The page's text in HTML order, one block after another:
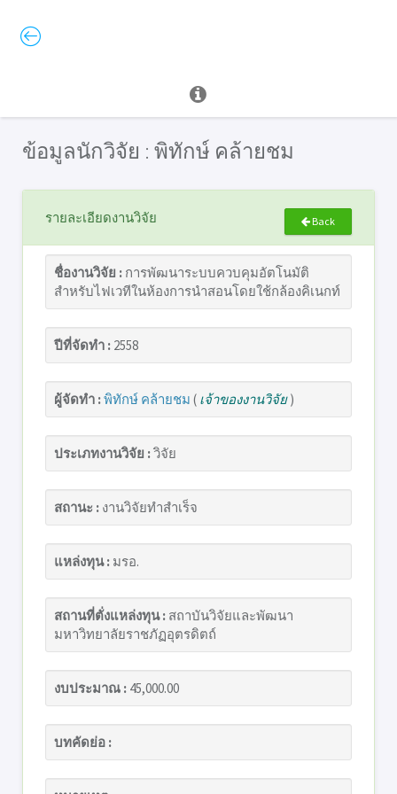
ข้อมูลนักวิจัย : พิทักษ์ คล้ายชม
รายละเอียดงานวิจัย Back
ชื่องานวิจัย : การพัฒนาระบบควบคุมอัตโนมัติ
สำหรับไฟเวทีในห้องการนำสอนโดยใช้กล้องคิเนกท์
ปีที่จัดทำ : 2558
ผู้จัดทำ :พิทักษ์ คล้ายชม ( เจ้าของงานวิจัย)
ประเภทงานวิจัย :วิจัย
สถานะ : งานวิจัยทำสำเร็จ
แหล่งทุน : มรอ.
สถานที่ตั่งแหล่งทุน : สถาบันวิจัยและพัฒนา
มหาวิทยาลัยราชภัฏอุตรดิตถ์
งบประมาณ : 45,000.00
บทคัดย่อ :